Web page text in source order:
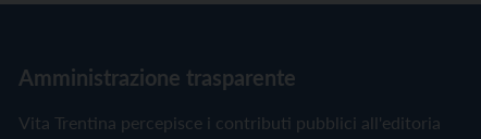
Amministrazione trasparente
Vita Trentina percepisce i contributi pubblici all'editoria